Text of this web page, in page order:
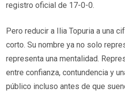
registro oficial de 17-0-0.
Pero reducir a Ilia Topuria a una
corto. Su nombre ya no solo
representa una mentalidad.
entre confianza, contundencia y
público incluso antes de que